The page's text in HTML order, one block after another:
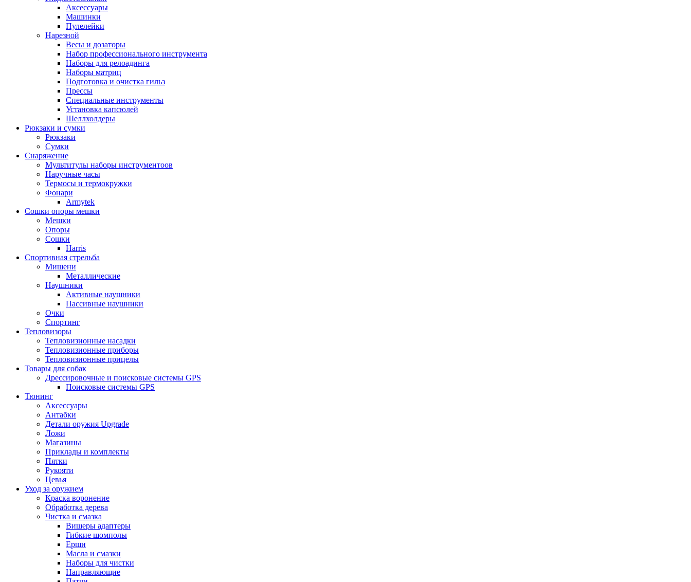
Аксессуары
Машинки
Пулелейки
Нарезной
Весы и дозаторы
Набор профессионального инструмента
Наборы для релоадинга
Наборы матриц
Подготовка и очистка гильз
Прессы
Специальные инструменты
Установка капсюлей
Шеллхолдеры
Рюкзаки и сумки
Рюкзаки
Сумки
Снаряжение
Мультитулы наборы инструментоов
Наручные часы
Термосы и термокружки
Фонари
Armytek
Сошки опоры мешки
Мешки
Опоры
Сошки
Harris
Спортивная стрельба
Мишени
Металлические
Наушники
Активные наушники
Пассивные наушники
Очки
Спортинг
Тепловизоры
Тепловизионные насадки
Тепловизионные приборы
Тепловизионные прицелы
Товары для собак
Дрессировочные и поисковые системы GPS
Поисковые системы GPS
Тюнинг
Аксессуары
Антабки
Детали оружия Upgrade
Ложи
Магазины
Приклады и комплекты
Пятки
Рукояти
Цевья
Уход за оружием
Краска воронение
Обработка дерева
Чистка и смазка
Вишеры адаптеры
Гибкие шомполы
Ерши
Масла и смазки
Наборы для чистки
Направляющие